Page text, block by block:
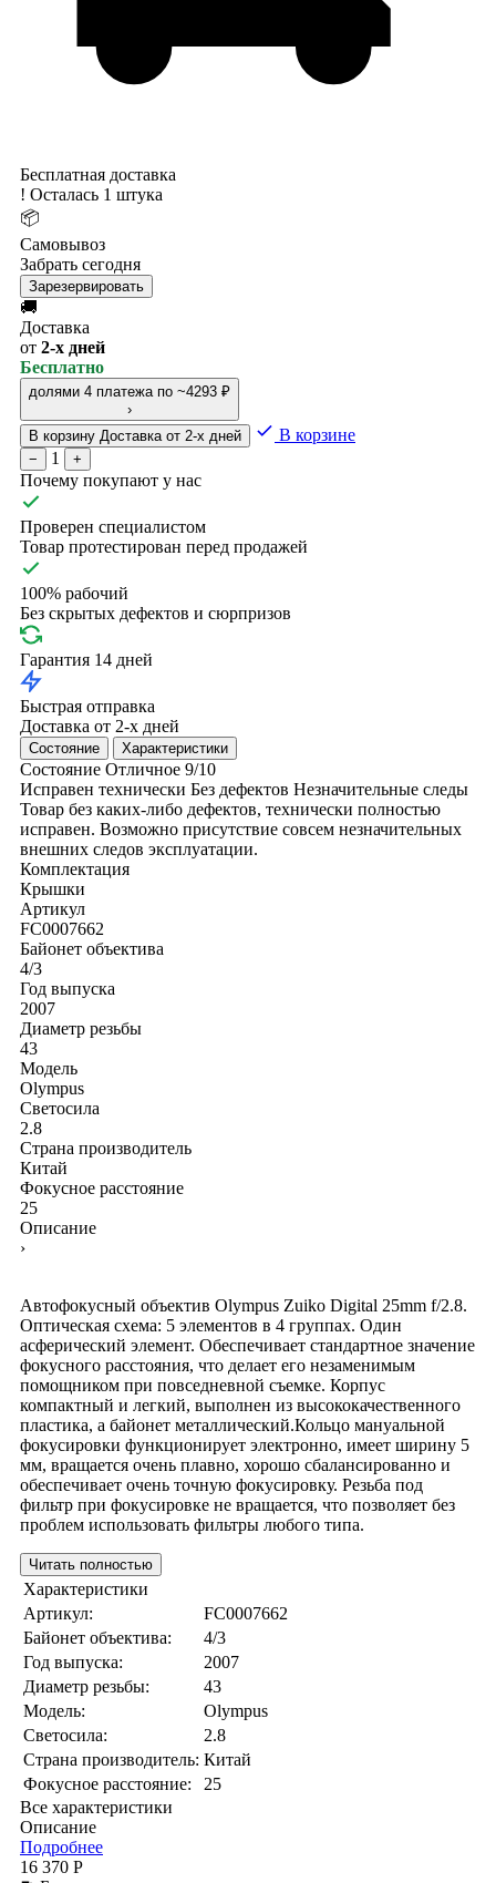
Бесплатная доставка
! Осталась 1 штука
📦
Самовывоз
Забрать сегодня
Зарезервировать
🚚
Доставка
от 2-х дней
Бесплатно
долями 4 платежа по ~4293 ₽
›
В корзину Доставка от 2-х дней В корзине
− 1 +
Почему покупают у нас
Проверен специалистом
Товар протестирован перед продажей
100% рабочий
Без скрытых дефектов и сюрпризов
Гарантия 14 дней
Быстрая отправка
Доставка от 2-х дней
Состояние Характеристики
Состояние Отличное 9/10
Исправен технически Без дефектов Незначительные следы
Товар без каких-либо дефектов, технически полностью
исправен. Возможно присутствие совсем незначительных
внешних следов эксплуатации.
Комплектация
Крышки
Артикул
FC0007662
Байонет объектива
4/3
Год выпуска
2007
Диаметр резьбы
43
Модель
Olympus
Светосила
2.8
Страна производитель
Китай
Фокусное расстояние
25
Описание
›
Автофокусный объектив Olympus Zuiko Digital 25mm f/2.8.
Оптическая схема: 5 элементов в 4 группах. Один
асферический элемент. Обеспечивает стандартное значение
фокусного расстояния, что делает его незаменимым
помощником при повседневной съемке. Корпус
компактный и легкий, выполнен из высококачественного
пластика, а байонет металлический.Кольцо мануальной
фокусировки функционирует электронно, имеет ширину 5
мм, вращается очень плавно, хорошо сбалансированно и
обеспечивает очень точную фокусировку. Резьба под
фильтр при фокусировке не вращается, что позволяет без
проблем использовать фильтры любого типа.
Читать полностью
Характеристики
Артикул:
FC0007662
Байонет объектива:
4/3
Год выпуска:
2007
Диаметр резьбы:
43
Модель:
Olympus
Светосила:
2.8
Страна производитель: Китай
Фокусное расстояние:
25
Все характеристики
Описание
Подробнее
16 370 Р